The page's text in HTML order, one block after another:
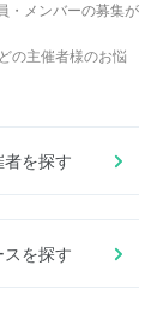
・メンバーの募集が
の主催者様のお悩
者を探す
スを探す